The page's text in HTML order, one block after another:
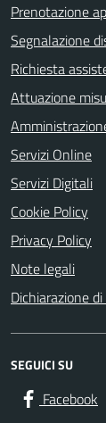
Prenotazione
Segnalazione
Richiesta
Attuazione
Servizi Online
Servizi Digitali
Cookie Policy
Privacy Policy
Note legali
Dichiarazione
SEGUICI SU
Facebook